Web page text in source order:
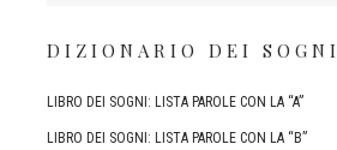
DIZIONARIO DEI SOGNI
LIBRO DEI SOGNI: LISTA PAROLE CON LA “A”
LIBRO DEI SOGNI: LISTA PAROLE CON LA “B”